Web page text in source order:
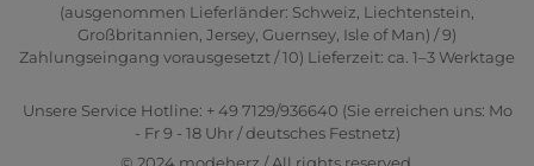
(ausgenommen Lieferländer: Schweiz, Liechtenstein,
Großbritannien, Jersey, Guernsey, Isle of Man) / 9)
Zahlungseingang vorausgesetzt / 10) Lieferzeit: ca. 1–3 Werktage
Unsere Service Hotline: + 49 7129/936640 (Sie erreichen uns: Mo
- Fr 9 - 18 Uhr / deutsches Festnetz)